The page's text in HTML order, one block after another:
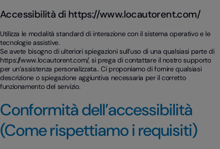
Accessibilità di https://www.locautorent.com/
Utilizza le modalità standard di interazione con il sistema operativo e le
tecnologie assistive.
Se avete bisogno di ulteriori spiegazioni sull’uso di una qualsiasi parte di
https://www.locautorent.com/, si prega di contattare il nostro supporto
per un’assistenza personalizzata.. Ci proponiamo di fornire qualsiasi
descrizione o spiegazione aggiuntiva necessaria per il corretto
funzionamento del servizio.
Conformità dell’accessibilità
(Come rispettiamo i requisiti)